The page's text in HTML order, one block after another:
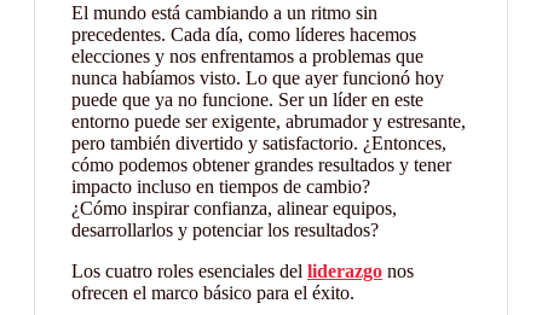
El mundo está cambiando a un ritmo sin
precedentes. Cada día, como líderes hacemos
elecciones y nos enfrentamos a problemas que
nunca habíamos visto. Lo que ayer funcionó hoy
puede que ya no funcione. Ser un líder en este
entorno puede ser exigente, abrumador y estresante,
pero también divertido y satisfactorio. ¿Entonces,
cómo podemos obtener grandes resultados y tener
impacto incluso en tiempos de cambio?
¿Cómo inspirar confianza, alinear equipos,
desarrollarlos y potenciar los resultados?
Los cuatro roles esenciales del liderazgo nos
ofrecen el marco básico para el éxito.